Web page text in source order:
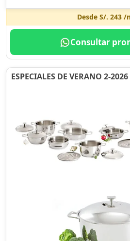
Desde S/. 243/
Consultar
ESPECIALES DE VERANO 2-2026